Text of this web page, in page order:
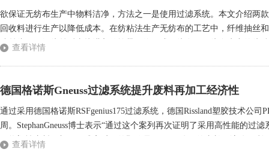
欲保证无纺布生产中物料洁净，方法之一是使用过滤系统。本文介绍两
回收料进行生产以降低成本。在纺粘法生产无纺布的工艺中，纤维抽丝
喷丝头，再经纺丝后直接进入传输带，终形成无纺布。无纺布生产的纺
查看详情
德国格诺斯Gneuss过滤系统提升废料再加工经济性
通过采用德国格诺斯RSFgenius175过滤系统，德国Rissland塑胶技术公
周。StephanGneuss博士表示“通过这个案列再次证明了采用高性能的
用热塑性废料再加工做成高质量的颗粒是Rissland公司的专长。该公司
查看详情